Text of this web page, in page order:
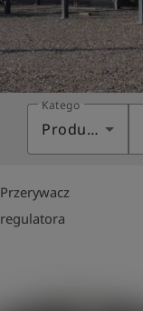
Kategoria
Produkty
Przerywacz
regulatora